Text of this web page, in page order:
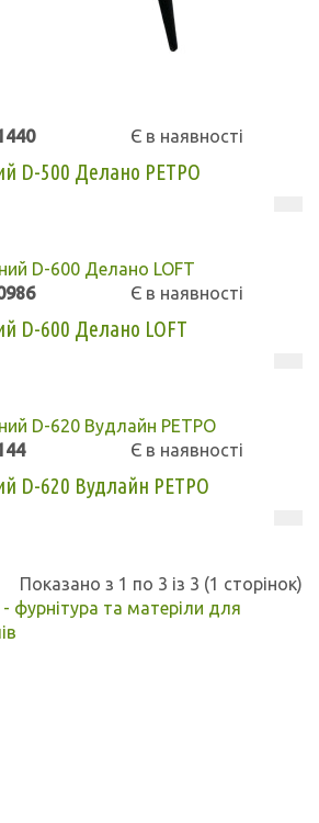
Є в наявності
D-500 Делано РЕТРО
Є в наявності
D-600 Делано LOFT
Є в наявності
D-620 Вудлайн РЕТРО
Показано з 1 по 3 із 3 (1 сторінок)